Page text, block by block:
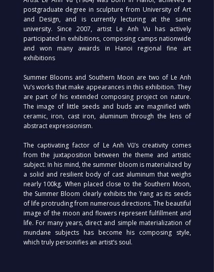
postgraduate degree in sculpture from University of Art
and Design, and is currently lecturing at the same
university. Since 2007, artist Le Anh Vu has actively
participated in exhibitions, composing camps nationwide
and won many awards in Hanoi regional fine art
exhibitions
Summer Blooms and Southern Moon are two of Le Anh
Vu’s works that make appearances in this exhibition. They
are part of his extended composing project on nature.
The image of little seeds and buds are magnified with
ceramic, iron, cast iron, aluminum through the lens of
abstract expressionism.
The captivating factor of Le Anh Vũ’s creativity comes
from the juxtaposition between the theme and artistic
subject. In his mind, the summer bloom is materialized by
a solid and resilient body of cast aluminum that weighs
nearly 100kg. When placed close to the Southern Moon,
the Summer Bloom clearly exhibits the Yang as its seeds
of life protruding from numerous directions. The beautiful
image of the moon and flowers represent fulfillment and
life. For many years, direct and simple materialization of
mundane subjects has become his composing style,
which truly personifies an artist’s soul.